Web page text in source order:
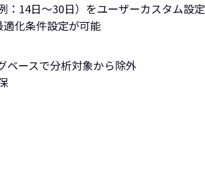
：14日～30日）をユーザーカスタム設定
適化条件設定が可能
ベースで分析対象から除外